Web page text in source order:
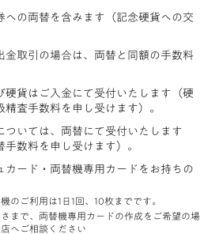
への両替を含みます（記念硬貨への交
金取引の場合は、両替と同額の手数料
硬貨はご入金にて受付いたします（硬
査手数料を申し受けます）。
ついては、両替にて受付いたします
手数料を申し受けます）。
カード・両替機専用カードをお持ちの
のご利用は1日1回、10枚までです。
まで、両替機専用カードの作成をご希望の場
へご相談ください